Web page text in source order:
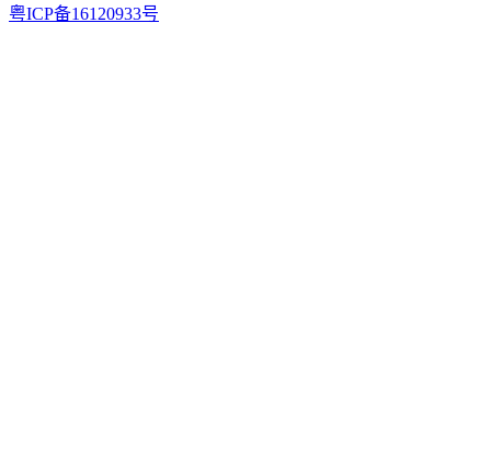
粤ICP备16120933号